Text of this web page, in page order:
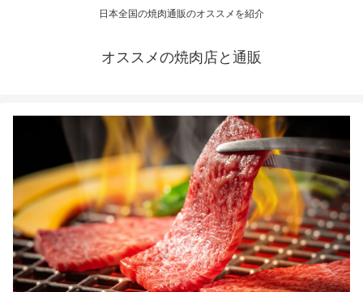
日本全国の焼肉通販のオススメを紹介
オススメの焼肉店と通販